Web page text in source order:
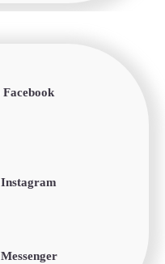
Facebook
Instagram
Messenger